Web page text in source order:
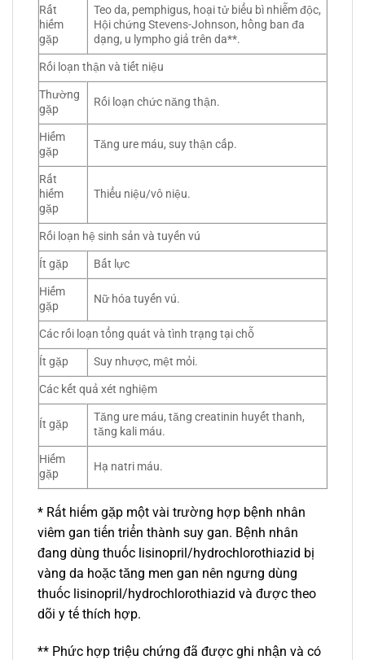
Rất
hiếm
gặp
Teo da, pemphigus, hoại tử biểu bì nhiễm độc,
Hội chứng Stevens-Johnson, hồng ban đa
dạng, u lympho giả trên da**.
Rối loạn thận và tiết niệu
Thường
gặp
Rối loạn chức năng thận.
Hiếm
gặp
Tăng ure máu, suy thận cấp.
Rất
hiếm
gặp
Thiểu niệu/vô niệu.
Rối loạn hệ sinh sản và tuyến vú
Ít gặp
Bất lực
Hiếm
gặp
Nữ hóa tuyến vú.
Các rối loạn tổng quát và tình trạng tại chỗ
Ít gặp
Suy nhược, mệt mỏi.
Các kết quả xét nghiệm
Ít gặp
Tăng ure máu, tăng creatinin huyết thanh,
tăng kali máu.
Hiếm
gặp
Hạ natri máu.
* Rất hiếm gặp một vài trường hợp bệnh nhân
viêm gan tiến triển thành suy gan. Bệnh nhân
đang dùng thuốc lisinopril/hydrochlorothiazid bị
vàng da hoặc tăng men gan nên ngưng dùng
thuốc lisinopril/hydrochlorothiazid và được theo
dõi y tế thích hợp.
** Phức hợp triệu chứng đã được ghi nhận và có